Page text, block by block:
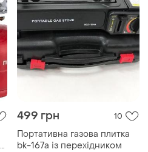
499 грн 10
Портативна газова плитка
bk-167a із перехідником